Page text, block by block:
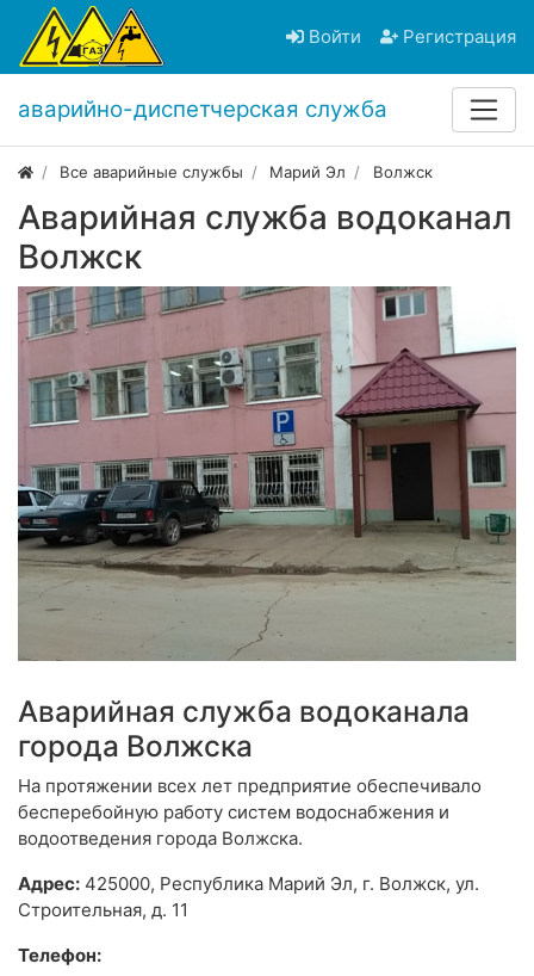
Войти Регистрация
аварийно-диспетчерская служба
Все аварийные службы Марий Эл Волжск
Аварийная служба водоканал
Волжск
Аварийная служба водоканала
города Волжска
На протяжении всех лет предприятие обеспечивало
бесперебойную работу систем водоснабжения и
водоотведения города Волжска.
Адрес: 425000, Республика Марий Эл, г. Волжск, ул.
Строительная, д. 11
Телефон: